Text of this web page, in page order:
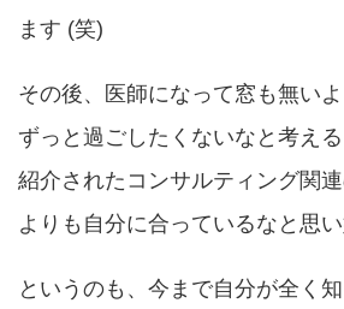
ます (笑)
その後、医師になって窓も無い
ずっと過ごしたくないなと考え
紹介されたコンサルティング関
よりも自分に合っているなと思い
というのも、今まで自分が全く